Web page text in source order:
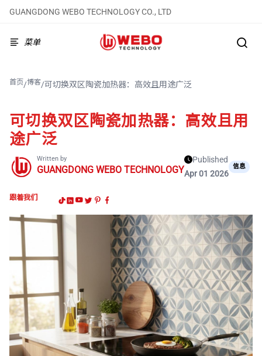
GUANGDONG WEBO TECHNOLOGY CO., LTD
菜单
首页/博客/可切换双区陶瓷加热器：高效且用途广泛
可切换双区陶瓷加热器：高效且用
途广泛
Written by
GUANGDONG WEBO TECHNOLOGY
Published
Apr 01 2026
信息
跟着我们